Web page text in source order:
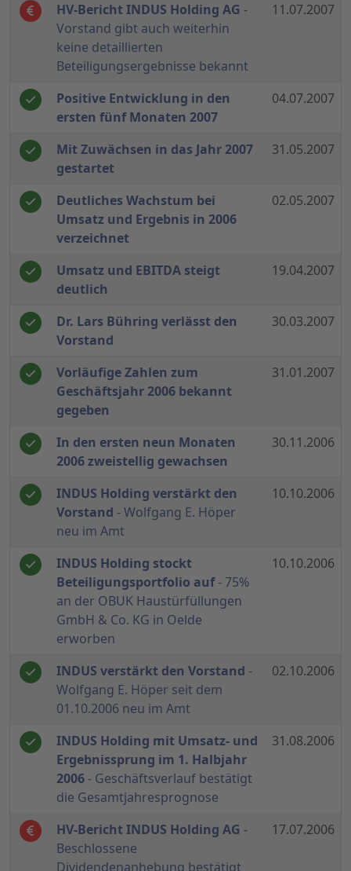
HV-Bericht INDUS Holding AG -
Vorstand gibt auch weiterhin
keine detaillierten
Beteiligungsergebnisse bekannt
11.07.2007
Positive Entwicklung in den
ersten fünf Monaten 2007
04.07.2007
Mit Zuwächsen in das Jahr 2007
gestartet
31.05.2007
Deutliches Wachstum bei
Umsatz und Ergebnis in 2006
verzeichnet
02.05.2007
Umsatz und EBITDA steigt
deutlich
19.04.2007
Dr. Lars Bühring verlässt den
Vorstand
30.03.2007
Vorläufige Zahlen zum
Geschäftsjahr 2006 bekannt
gegeben
31.01.2007
In den ersten neun Monaten
2006 zweistellig gewachsen
30.11.2006
INDUS Holding verstärkt den
Vorstand - Wolfgang E. Höper
neu im Amt
10.10.2006
INDUS Holding stockt
Beteiligungsportfolio auf- 75%
an der OBUK Haustürfüllungen
GmbH & Co. KG in Oelde
erworben
10.10.2006
INDUS verstärkt den Vorstand -
Wolfgang E. Höper seit dem
01.10.2006 neu im Amt
02.10.2006
INDUS Holding mit Umsatz- und
Ergebnissprung im 1. Halbjahr
2006- Geschäftsverlauf bestätigt
die Gesamtjahresprognose
31.08.2006
HV-Bericht INDUS Holding AG -
Beschlossene
Dividendenanhebung bestätigt
17.07.2006